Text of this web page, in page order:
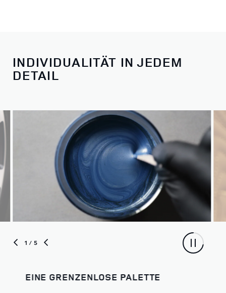
INDIVIDUALITÄT IN JEDEM
DETAIL
1 / 5
EINE GRENZENLOSE PALETTE